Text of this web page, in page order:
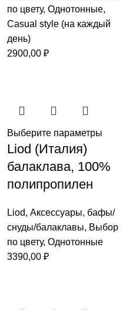
по цвету, Однотонные,
Casual style (на каждый
день)
2900,00 ₽
Выберите параметры
Liod (Италия)
балаклава, 100%
полипропилен
Liod, Аксессуары, бафы/
снуды/балаклавы, Выбор
по цвету, Однотонные
3390,00 ₽